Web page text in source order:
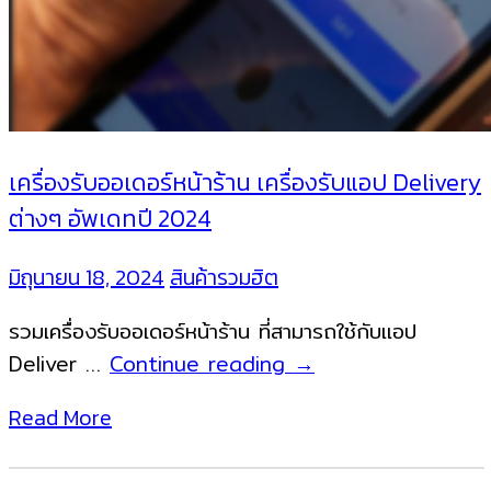
เครื่องรับออเดอร์หน้าร้าน เครื่องรับแอป Delivery
ต่างๆ อัพเดทปี 2024
มิถุนายน 18, 2024สินค้ารวมฮิต
รวมเครื่องรับออเดอร์หน้าร้าน ที่สามารถใช้กับแอป
Deliver … Continue readingเครื่อง
เด
→
Read More